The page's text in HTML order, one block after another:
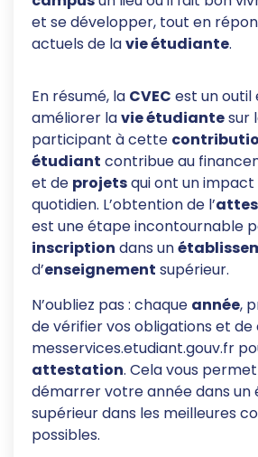
et se développer, tout en
actuels de lavie étudiante.
En résumé, la CVEC est un outil
améliorer lavie étudiantesur
participant à cette
étudiant contribue au
et de projetsqui ont un
quotidien. L’obtention de l’
est une étape incontournable
inscription dans un
d’enseignement supérieur.
N’oubliez pas : chaque année,
de vérifier vos obligations et
messervices.etudiant.gouv.fr
attestation. Cela vous
démarrer votre année dans un
supérieur dans les meilleures
possibles.